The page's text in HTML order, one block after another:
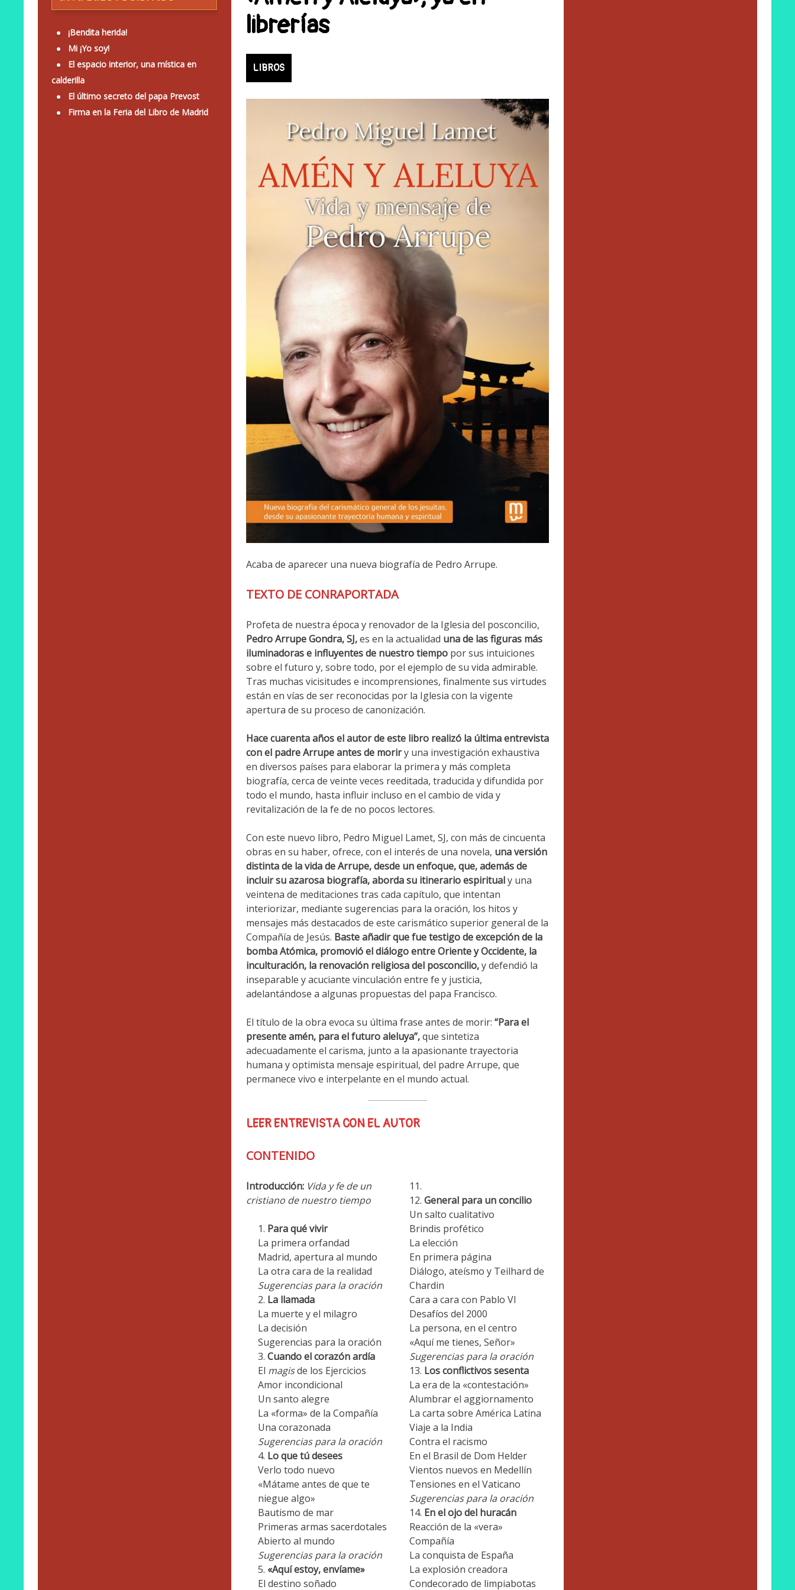
librerías
LIBROS
Acaba de aparecer una nueva biografía de Pedro Arrupe.
TEXTO DE CONRAPORTADA
Profeta de nuestra época y renovador de la Iglesia del posconcilio,
Pedro Arrupe Gondra, SJ,es en la actualidad una de las figuras más
iluminadoras e influyentes de nuestro tiempo por sus intuiciones
sobre el futuro y, sobre todo, por el ejemplo de su vida admirable.
Tras muchas vicisitudes e incomprensiones, finalmente sus virtudes
están en vías de ser reconocidas por la Iglesia con la vigente
apertura de su proceso de canonización.
Hace cuarenta años el autor de este libro realizó la última entrevista
con el padre Arrupe antes de moriry una investigación exhaustiva
en diversos países para elaborar la primera y más completa
biografía, cerca de veinte veces reeditada, traducida y difundida por
todo el mundo, hasta influir incluso en el cambio de vida y
revitalización de la fe de no pocos lectores.
Con este nuevo libro, Pedro Miguel Lamet, SJ, con más de cincuenta
obras en su haber, ofrece, con el interés de una novela, una versión
distinta de la vida de Arrupe, desde un enfoque, que, además de
incluir su azarosa biografía, aborda su itinerario espiritualy una
veintena de meditaciones tras cada capítulo, que intentan
interiorizar, mediante sugerencias para la oración, los hitos y
mensajes más destacados de este carismático superior general de la
Compañía de Jesús. Baste añadir que fue testigo de excepción de la
bomba Atómica, promovió el diálogo entre Oriente y Occidente, la
inculturación, la renovación religiosa del posconcilio,y defendió la
inseparable y acuciante vinculación entre fe y justicia,
adelantándose a algunas propuestas del papa Francisco.
El título de la obra evoca su última frase antes de morir: “Para el
presente amén, para el futuro aleluya”,que sintetiza
adecuadamente el carisma, junto a la apasionante trayectoria
humana y optimista mensaje espiritual, del padre Arrupe, que
permanece vivo e interpelante en el mundo actual.
LEER ENTREVISTA CON EL AUTOR
CONTENIDO
Introducción:Vida y fe de un
cristiano de nuestro tiempo
Para qué vivir
La primera orfandad
Madrid, apertura al mundo
La otra cara de la realidad
Sugerencias para la oración
La llamada
La muerte y el milagro
La decisión
Sugerencias para la oración
Cuando el corazón ardía
El magisde los Ejercicios
Amor incondicional
Un santo alegre
La «forma» de la Compañía
Una corazonada
Sugerencias para la oración
Lo que tú desees
Verlo todo nuevo
«Mátame antes de que te
niegue algo»
Bautismo de mar
Primeras armas sacerdotales
Abierto al mundo
Sugerencias para la oración
«Aquí estoy, envíame»
El destino soñado
General para un concilio
Un salto cualitativo
Brindis profético
La elección
En primera página
Diálogo, ateísmo y Teilhard de
Chardin
Cara a cara con Pablo VI
Desafíos del 2000
La persona, en el centro
«Aquí me tienes, Señor»
Sugerencias para la oración
Los conflictivos sesenta
La era de la «contestación»
Alumbrar el aggiornamento
La carta sobre América Latina
Viaje a la India
Contra el racismo
En el Brasil de Dom Helder
Vientos nuevos en Medellín
Tensiones en el Vaticano
Sugerencias para la oración
En el ojo del huracán
Reacción de la «vera»
Compañía
La conquista de España
La explosión creadora
Condecorado de limpiabotas
¡Bendita herida!
Mi ¡Yo soy!
El espacio interior, una mística en
calderilla
El último secreto del papa Prevost
Firma en la Feria del Libro de Madrid